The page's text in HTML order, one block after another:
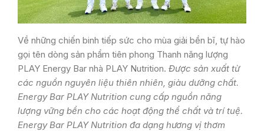
Về những chiến binh tiếp sức cho mùa giải bền bĩ, tự hào
gọi tên dòng sản phẩm tiên phong Thanh năng lượng
PLAY Energy Bar nhà PLAY Nutrition. Được sản xuất từ
các nguồn nguyên liệu thiên nhiên, giàu dưỡng chất.
Energy Bar PLAY Nutrition cung cấp nguồn năng
lượng vững bền cho các hoạt động thể chất và trí tuệ.
Energy Bar PLAY Nutrition đa dạng hương vị thơm